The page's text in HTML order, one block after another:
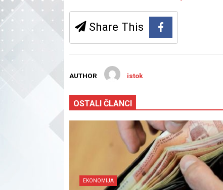
Share This
AUTHOR istok
OSTALI ČLANCI
EKONOMIJA